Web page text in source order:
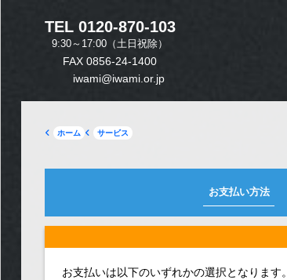
TEL 0120-870-103
9:30～17:00（土日祝除）
FAX0856-24-1400
iwami@iwami.or.jp
ホーム サービス
お支払い方法
お支払いは以下のいずれかの選択となります。